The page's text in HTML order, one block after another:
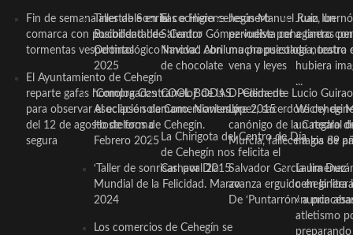
Fin de semana inestable en la
comarca con posibilidad de
tormentas vespertinas
El Ayuntamiento de Cehegín
reparte gafas homologadas
para observar el eclipse solar
del 12 de agosto de forma
segura
Taller de Sonrisas e Higiene
Bucodental de ‘Centro
Odontológico Innova’. Abril
2025
‘Compra Contrarreloj’ de la
Asociación de Comerciantes y
Hosteleros de Cehegín.
Febrero 2025
‘Taller de sonrisas’ por Día
Mundial de la Felicidad. Marzo
2024
Los comercios de Cehegín se
El cocinero ceheginero
Salvador Gómez vuelve por
Navidad con una propuesta
de chocolate
COOL BODAS. Pedida de
mano. Noviembre 2015
La Chirigota del Centro de Día
de Cehegín nos felicita el
Carnaval 2015
Jesús Manuel Ruiz, un
periodista ceheginero con
mucha psicología, teatro
vena y leyes
D. Clemente Lucio Guirao
López, sacerdote
canónigo de la Catedral
Murcia, fallece a los 89
Salvador García Jiménez
avanza erguido en la
De ‘Puntarrón’ a
Juan
a tantas
de nuestra
hubiera
...
Wichy de
un regalo
magia de
Laura
ceheginera
«nunca
atletismo